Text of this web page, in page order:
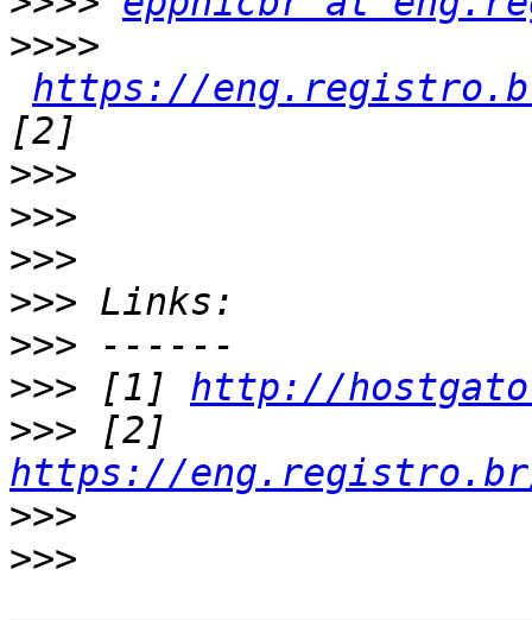
>>>>
https://
>>>
>>>
>>>
>>>
>>>
>>> [1] http://
>>>
https://
>>>
>>>